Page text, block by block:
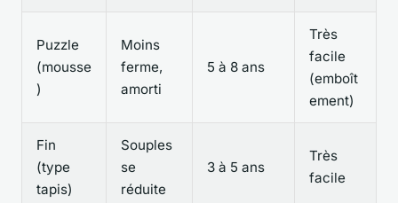
Puzzle
(mousse
)
Moins
ferme,
amorti
5 à 8 ans
Très
facile
(emboît
ement)
Fin
(type
tapis)
Souples
se
réduite
3 à 5 ans
Très
facile